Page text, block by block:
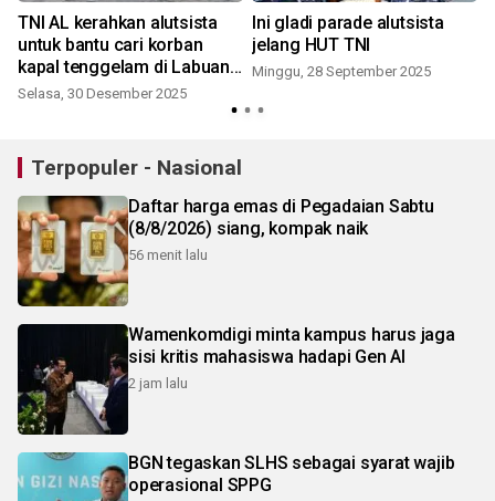
TNI AL kerahkan alutsista
untuk bantu cari korban
kapal tenggelam di Labuan
Bajo
Selasa, 30 Desember 2025
Ini gladi parade alutsista
jelang HUT TNI
Minggu, 28 September 2025
Terpopuler - Nasional
Daftar harga emas di Pegadaian Sabtu
(8/8/2026) siang, kompak naik
56 menit lalu
Wamenkomdigi minta kampus harus jaga
sisi kritis mahasiswa hadapi Gen AI
2 jam lalu
BGN tegaskan SLHS sebagai syarat wajib
operasional SPPG